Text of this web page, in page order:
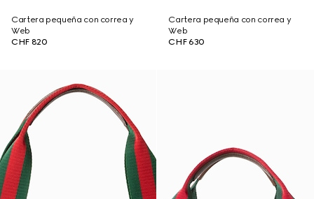
Cartera pequeña con correa y
Web
CHF 820
Cartera pequeña con correa y
Web
CHF 630